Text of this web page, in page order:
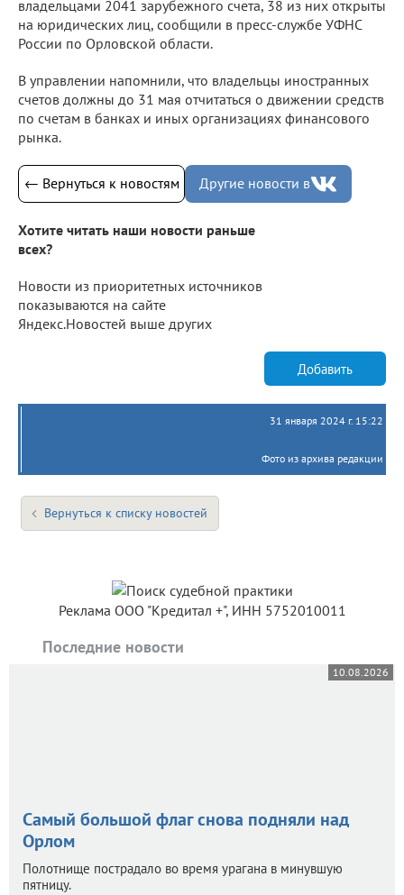
владельцами 2041 зарубежного счета, 38 из них открыты
на юридических лиц, сообщили в пресс-службе УФНС
России по Орловской области.
В управлении напомнили, что владельцы иностранных
счетов должны до 31 мая отчитаться о движении средств
по счетам в банках и иных организациях финансового
рынка.
← Вернуться к новостям Другие новости в
Хотите читать наши новости раньше
всех?
Новости из приоритетных источников
показываются на сайте
Яндекс.Новостей выше других
Добавить
31 января 2024 г. 15:22
Фото из архива редакции
Вернуться к списку новостей
Реклама ООО "Кредитал +", ИНН 5752010011
Последние новости
10.08.2026
Самый большой флаг снова подняли над
Орлом
Полотнище пострадало во время урагана в минувшую
пятницу.